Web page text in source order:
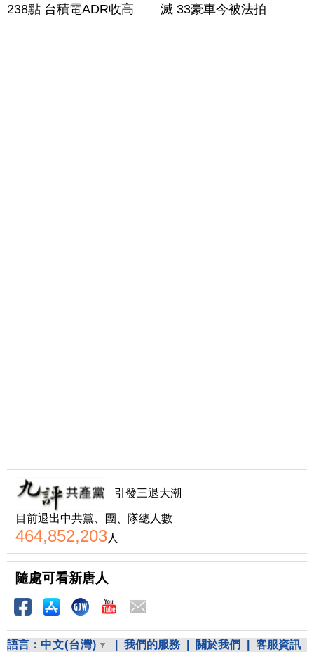
238點 台積電ADR收高
滅 33豪車今被法拍
引發三退大潮
目前退出中共黨、團、隊總人數
464,852,203人
隨處可看新唐人
語言： 中文(台灣) 我們的服務 關於我們 客服資訊